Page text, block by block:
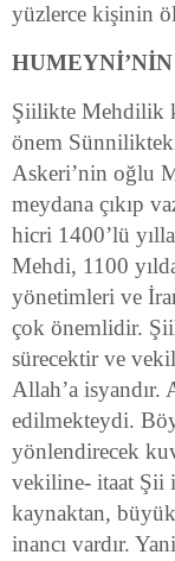
yüzlerce kişinin
Şiilikte Mehdilik
önem
Askeri’nin oğlu
meydana çıkıp
hicri 1400’lü
Mehdi, 1100
yönetimleri ve
çok önemlidir.
sürecektir ve
Allah’a
edilmekteydi.
yönlendirecek
vekiline- itaat Şii
kaynaktan,
inancı vardır.